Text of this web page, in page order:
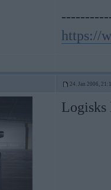
https://
24. Jan 2006,
Logisks